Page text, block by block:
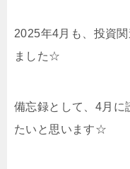
2025年4月も、投資
ました☆
備忘録として、4月に
たいと思います☆